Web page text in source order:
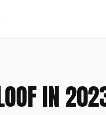
IN